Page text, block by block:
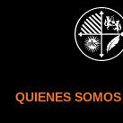
Skip to main content
QUIENES SOMOS